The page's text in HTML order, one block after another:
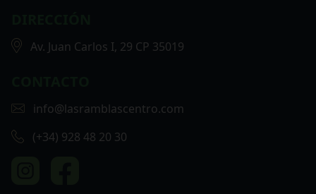
Av. Juan Carlos I, 29 CP 35019
info@lasramblascentro.com
(+34) 928 48 20 30